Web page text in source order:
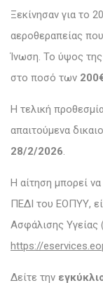
Ξεκίνησαν για το
αεροθεραπείας
Ίνωση. Το ύψος
στο ποσό των
Η τελική
απαιτούμενα
28/2/2026.
Η αίτηση μπορεί
ΠΕΔΙ του ΕΟΠΥΥ,
Ασφάλισης Υγείας
https://
Δείτε την